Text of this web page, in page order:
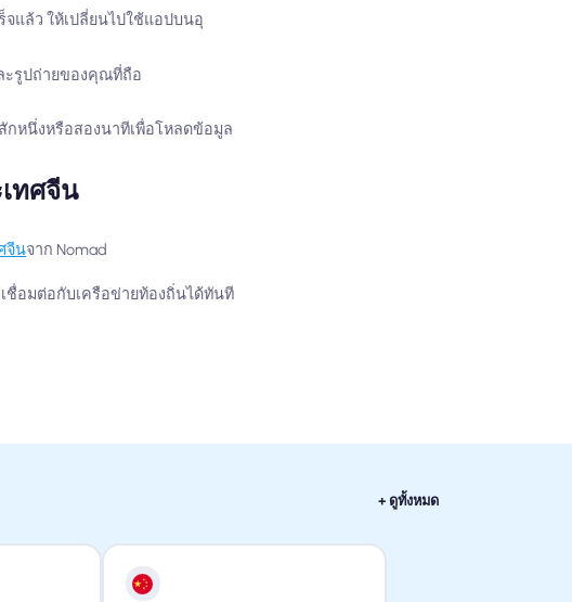
แล้ว ให้เปลี่ยนไปใช้แอปบนอุ
ะรูปถ่ายของคุณที่ถือ
หนึ่งหรือสองนาทีเพื่อโหลดข้อมูล
ทศจีน
จีนจาก Nomad
ชื่อมต่อกับเครือข่ายท้องถิ่นได้ทันที
+ ดูทั้งหมด